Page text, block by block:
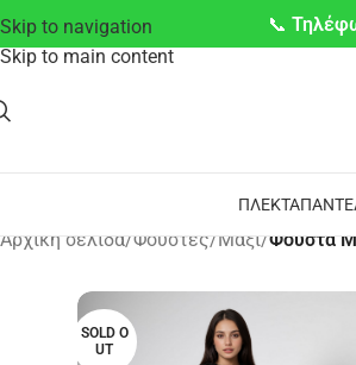
Skip to navigation
Skip to main content
📞
ΠΛΕΚΤΆ
Αρχική σελίδα/Φούστες/Μάξι/Φούστα
SOLD O
UT